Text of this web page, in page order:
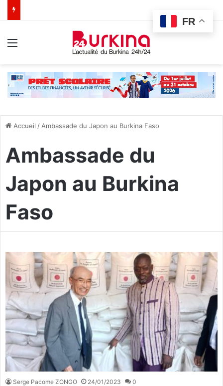
Accueil / Ambassade du Japon au Burkina Faso
Ambassade du
Japon au Burkina
Faso
Serge Pacome ZONGO 24/01/2023 0
FR